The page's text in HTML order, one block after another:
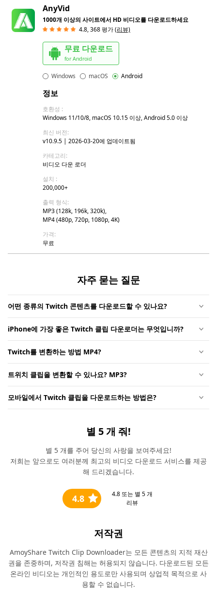
AnyVid
1000개 이상의 사이트에서 HD 비디오를 다운로드하세요
4.8,368평가(리뷰)
무료 다운로드
for Android
Windows macOS Android
정보
호환성 :
Windows 11/10/8, macOS 10.15 이상, Android 5.0 이상
최신 버전:
v10.9.5 | 2026-03-20에 업데이트됨
카테고리:
비디오 다운 로더
설치 :
200,000+
출력 형식:
MP3 (128k, 196k, 320k),
MP4 (480p, 720p, 1080p, 4K)
가격:
무료
자주 묻는 질문
어떤 종류의 Twitch 콘텐츠를 다운로드할 수 있나요?
iPhone에 가장 좋은 Twitch 클립 다운로더는 무엇입니까?
Twitch를 변환하는 방법 MP4?
트위치 클립을 변환할 수 있나요? MP3?
모바일에서 Twitch 클립을 다운로드하는 방법은?
별 5 개 줘!
별 5 개를 주어 당신의 사랑을 보여주세요!
저희는 앞으로도 여러분께 최고의 비디오 다운로드 서비스를 제공
해 드리겠습니다.
4.8 4.8 또는 별 5 개
리뷰
저작권
AmoyShare Twitch Clip Downloader는 모든 콘텐츠의 지적 재산
권을 존중하며, 저작권 침해는 허용되지 않습니다. 다운로드된 모든
온라인 비디오는 개인적인 용도로만 사용되며 상업적 목적으로 사
용할 수 없습니다.